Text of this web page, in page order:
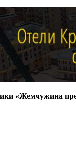
«Жемчужина